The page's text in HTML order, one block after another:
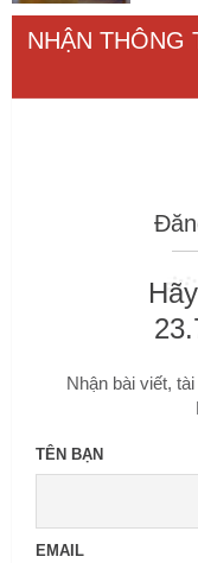
NHẬN THÔNG
Nhận bài viết,
TÊN BẠN
EMAIL